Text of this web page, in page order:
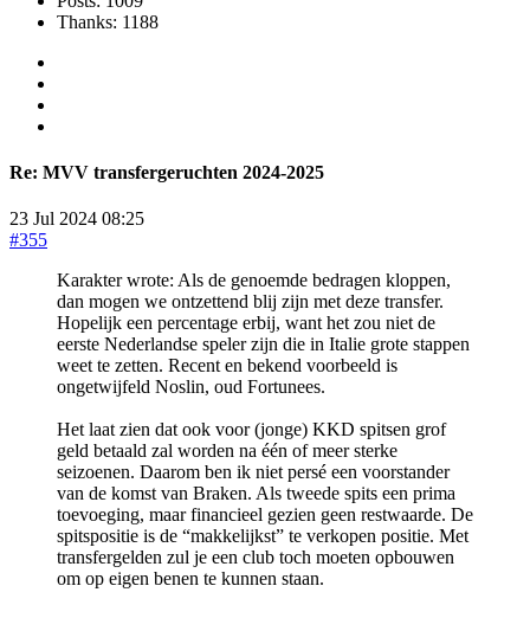
Thanks: 1188
Re: MVV transfergeruchten 2024-2025
23 Jul 2024 08:25
#355
Karakter wrote: Als de genoemde bedragen kloppen,
dan mogen we ontzettend blij zijn met deze transfer.
Hopelijk een percentage erbij, want het zou niet de
eerste Nederlandse speler zijn die in Italie grote stappen
weet te zetten. Recent en bekend voorbeeld is
ongetwijfeld Noslin, oud Fortunees.
Het laat zien dat ook voor (jonge) KKD spitsen grof
geld betaald zal worden na één of meer sterke
seizoenen. Daarom ben ik niet persé een voorstander
van de komst van Braken. Als tweede spits een prima
toevoeging, maar financieel gezien geen restwaarde. De
spitspositie is de “makkelijkst” te verkopen positie. Met
transfergelden zul je een club toch moeten opbouwen
om op eigen benen te kunnen staan.